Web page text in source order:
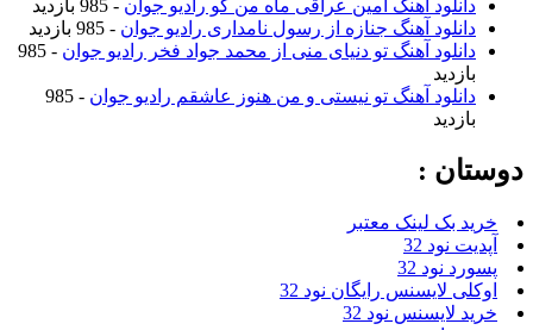
دانلود آهنگ امین عراقی ماه من کو رادیو جوان - 985 بازدید
دانلود آهنگ جنازه از رسول نامداری رادیو جوان - 985 بازدید
دانلود آهنگ تو دنیای منی از محمد جواد فخر رادیو جوان
- 985
بازدید
دانلود آهنگ تو نیستی و من هنوز عاشقم رادیو جوان
- 985
بازدید
دوستان :
خرید بک لینک معتبر
آپدیت نود 32
پسورد نود 32
اوکلی لایسنس رایگان نود 32
خرید لایسنس نود 32